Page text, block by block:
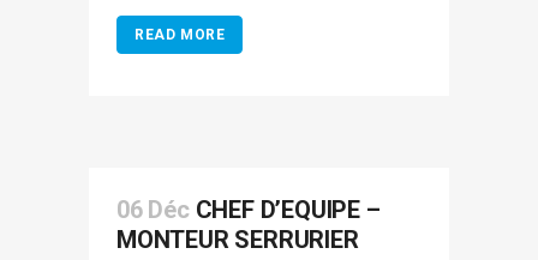
READ MORE
06 Déc CHEF D’EQUIPE –
MONTEUR SERRURIER